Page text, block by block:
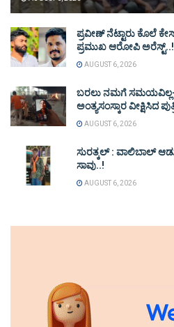
ಪ್ರವೀಣ್ ನೆಟ್ಟಾರು ಕೊಲೆ
ಪ್ರಮುಖ ಆರೋಪಿ
AUGUST 6, 2026
ಬರಲು ನಮಗೆ
ಅಂತ್ಯಸಂಸ್ಕಾರ ವೀಕ್ಷಿಸಿದ
AUGUST 6, 2026
ಸುರತ್ಕಲ್ : ವಾಲಿಬಾಲ್
ಸಾವು..!
AUGUST 6, 2026